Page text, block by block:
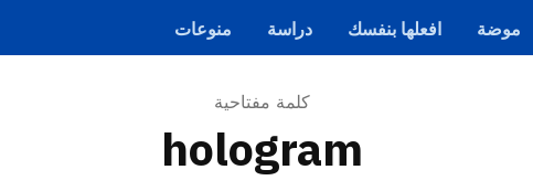
موضة افعلها بنفسك دراسة منوعات
كلمة مفتاحية
hologram